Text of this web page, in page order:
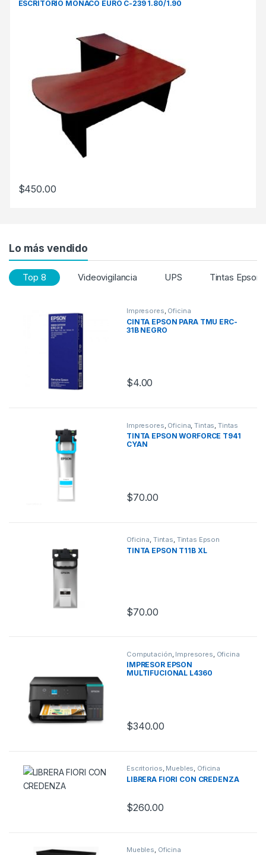
ESCRITORIO MONACO EURO C-239 1.80/1.90
$450.00
Lo más vendido
Top 8 Videovigilancia UPS Tintas Epson
Impresores, Oficina
CINTA EPSON PARA TMU ERC-
31B NEGRO
$4.00
Impresores Oficina ,Tintas ,Tintas
Epson
TINTA EPSON WORFORCE T941
CYAN
$70.00
Oficina, Tintas, Tintas Epson
TINTA EPSON T11B XL
$70.00
Computación Impresores Oficina
IMPRESOR EPSON
MULTIFUCIONAL L4360
$340.00
Escritorios, Muebles, Oficina
LIBRERA FIORI CON CREDENZA
$260.00
Muebles, Oficina